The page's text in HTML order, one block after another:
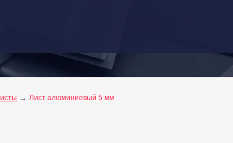
Лист алюминиевый 5 мм